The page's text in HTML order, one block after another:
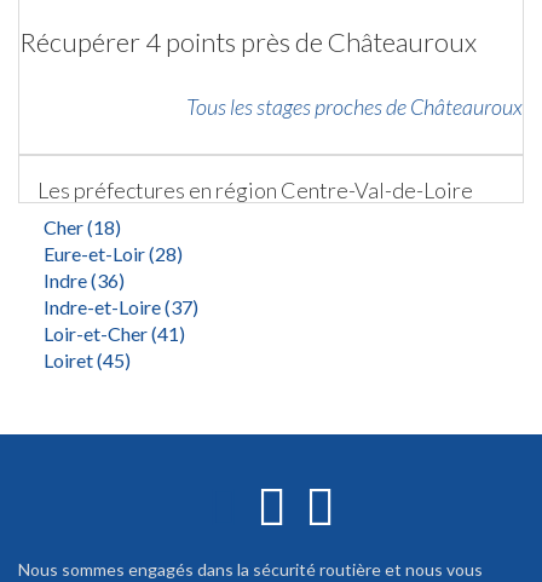
Récupérer 4 points près de Châteauroux
Tous les stages proches de Châteauroux
Les préfectures en région Centre-Val-de-Loire
Cher (18)
Eure-et-Loir (28)
Indre (36)
Indre-et-Loire (37)
Loir-et-Cher (41)
Loiret (45)
Nous sommes engagés dans la sécurité routière et nous vous